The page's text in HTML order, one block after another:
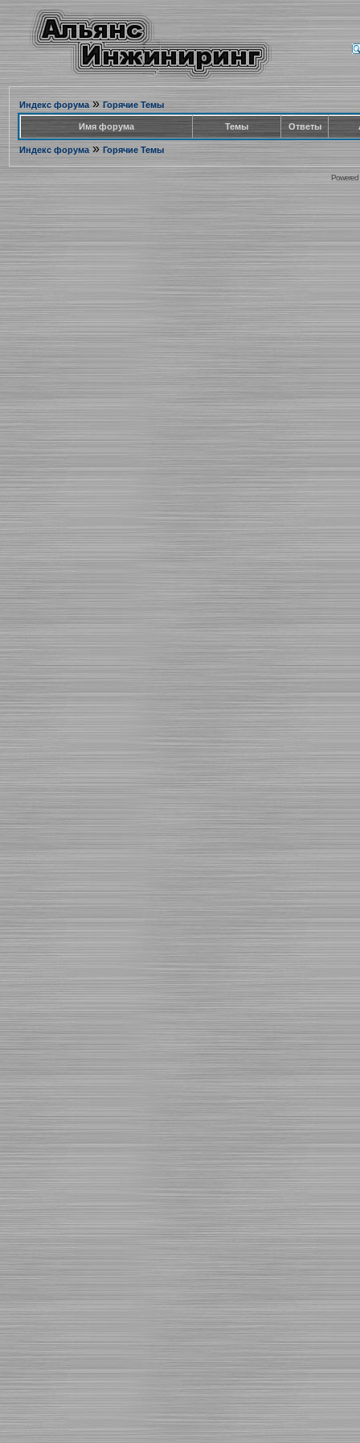
Индекс форума» Горячие Темы
Имя форума Темы Ответы
Индекс форума» Горячие Темы